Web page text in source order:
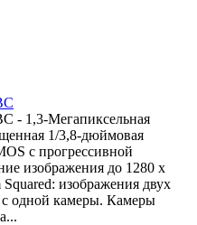
- 1,3-Мегапиксельная
1/3,8-дюймовая
с прогрессивной
изображения до 1280 x
изображения двух
с одной камеры. Камеры